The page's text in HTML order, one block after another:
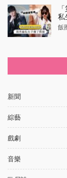
私
飯
新聞
綜藝
戲劇
音樂